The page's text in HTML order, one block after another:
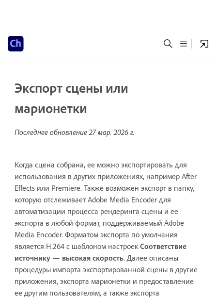
Экспорт сцены или
марионетки
Последнее обновление27 мар. 2026 г.
Когда сцена собрана, ее можно экспортировать для
использования в других приложениях, например After
Effects или Premiere. Также возможен экспорт в папку,
которую отслеживает Adobe Media Encoder для
автоматизации процесса рендеринга сцены и ее
экспорта в любой формат, поддерживаемый Adobe
Media Encoder. Форматом экспорта по умолчания
является H.264 с шаблоном настроекСоответствие
источнику — высокая скорость. Далее описаны
процедуры импорта экспортированной сцены в другие
приложения, экспорта марионетки и предоставление
ее другим пользователям, а также экспорта